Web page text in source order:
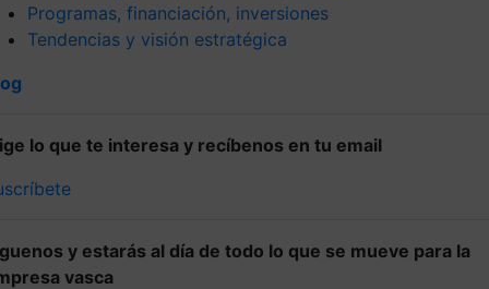
Programas, financiación, inversiones
Tendencias y visión estratégica
lo que te interesa y recíbenos en tu email
y estarás al día de todo lo que se mueve para la
vasca